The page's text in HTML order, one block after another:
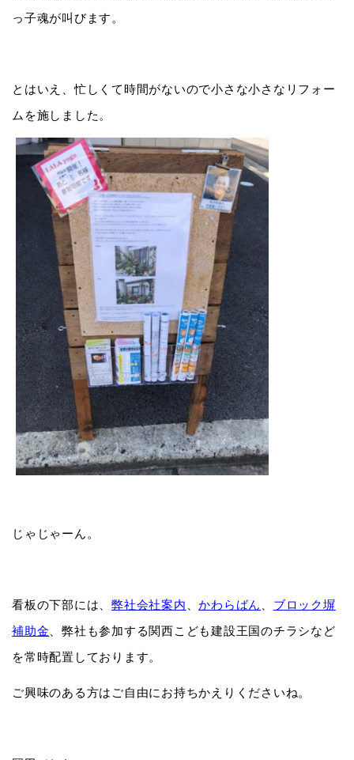
っ子魂が叫びます。
とはいえ、忙しくて時間がないので小さな小さなリフォー
ムを施しました。
じゃじゃーん。
看板の下部には、 弊社会社案内 、かわらばん
ブロック塀
補助金 、弊社も参加する関西こども建設王国のチラシなど
を常時配置しております。
ご興味のある方はご自由にお持ちかえりくださいね。